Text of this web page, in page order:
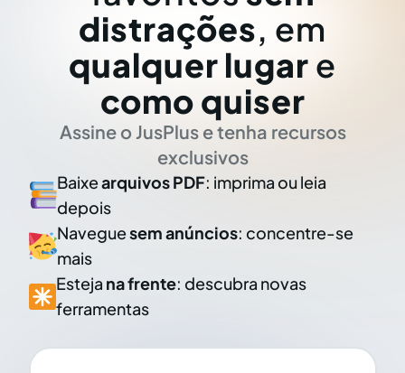
distrações, em
qualquer lugar e
como quiser
Assine o JusPlus e tenha recursos
exclusivos
Baixearquivos PDF: imprima ou leia
depois
Naveguesem anúncios: concentre-se
mais
Esteja na frente: descubra novas
ferramentas